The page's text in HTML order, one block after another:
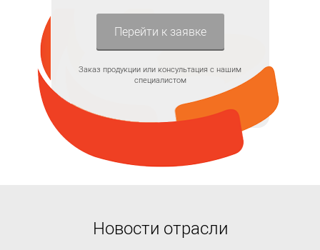
Перейти к заявке
Заказ продукции или консультация с нашим
специалистом
Новости отрасли